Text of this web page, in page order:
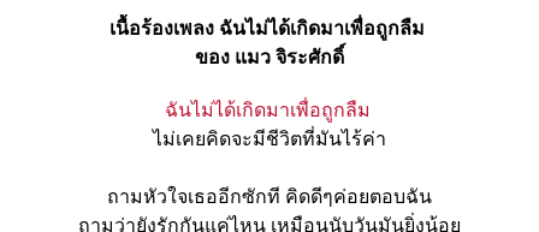
เนื้อร้องเพลง ฉันไม่ได้เกิดมาเพื่อถูกลืม
ของ แมว จิระศักดิ์
ฉันไม่ได้เกิดมาเพื่อถูกลืม
ไม่เคยคิดจะมีชีวิตที่มันไร้ค่า
ถามหัวใจเธออีกซักที คิดดีๆค่อยตอบฉัน
ถามว่ายังรักกันแค่ไหน เหมือนนับวันมันยิ่งน้อย